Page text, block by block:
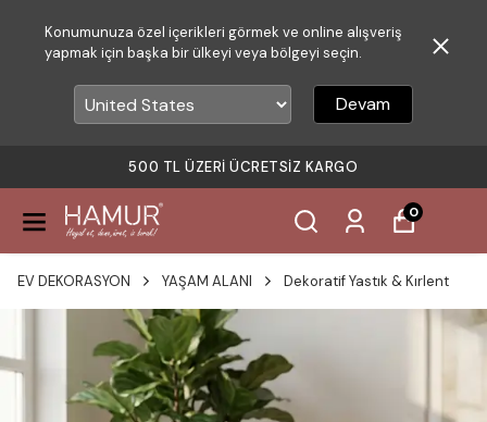
Konumunuza özel içerikleri görmek ve online alışveriş
yapmak için başka bir ülkeyi veya bölgeyi seçin.
Devam
500 TL ÜZERI ÜCRETSIZ KARGO
0
EV DEKORASYON YAŞAM ALANI Dekoratif Yastık & Kırlent